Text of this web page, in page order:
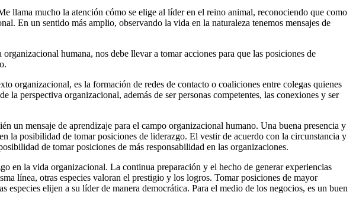
llama mucho la atención cómo se elige al líder en el reino animal, reconociendo que como
En un sentido más amplio, observando la vida en la naturaleza tenemos mensajes de
humana, nos debe llevar a tomar acciones para que las posiciones de
organizacional, es la formación de redes de contacto o coaliciones entre colegas quienes
la perspectiva organizacional, además de ser personas competentes, las conexiones y ser
un mensaje de aprendizaje para el campo organizacional humano. Una buena presencia y
la posibilidad de tomar posiciones de liderazgo. El vestir de acuerdo con la circunstancia y
de tomar posiciones de más responsabilidad en las organizaciones.
en la vida organizacional. La continua preparación y el hecho de generar experiencias
línea, otras especies valoran el prestigio y los logros. Tomar posiciones de mayor
elijen a su líder de manera democrática. Para el medio de los negocios, es un buen